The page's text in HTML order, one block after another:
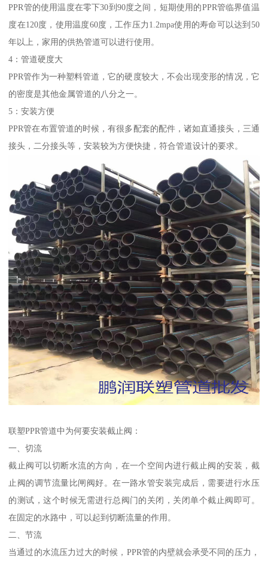
PPR管的使用温度在零下30到90度之间，短期使用的PPR管临界值温
度在120度，使用温度60度，工作压力1.2mpa使用的寿命可以达到50
年以上，家用的供热管道可以进行使用。
4：管道硬度大
PPR管作为一种塑料管道，它的硬度较大，不会出现变形的情况，它
的密度是其他金属管道的八分之一。
5：安装方便
PPR管在布置管道的时候，有很多配套的配件，诸如直通接头，三通
接头，二分接头等，安装较为方便快捷，符合管道设计的要求。
联塑PPR管道中为何要安装截止阀：
一、切流
截止阀可以切断水流的方向，在一个空间内进行截止阀的安装，截
止阀的调节流量比闸阀好。在一路水管安装完成后，需要进行水压
的测试，这个时候无需进行总阀门的关闭，关闭单个截止阀即可。
在固定的水路中，可以起到切断流量的作用。
二、节流
当通过的水流压力过大的时候，PPR管的内壁就会承受不同的压力，